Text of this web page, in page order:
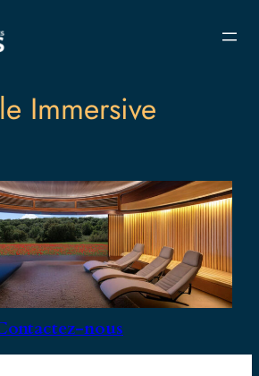
Immersive
nous